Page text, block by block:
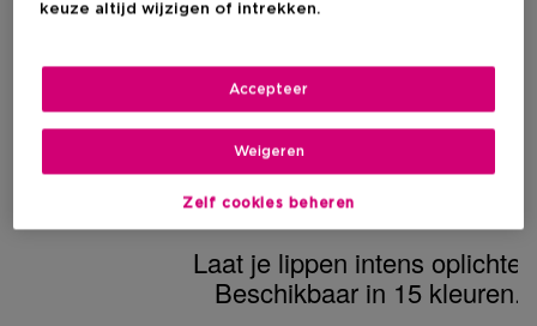
> ONTDEK HIER
Laat je lippen intens
Beschikbaar in 15 kleuren.
keuze altijd wijzigen of intrekken.
Zelf cookies beheren
Weigeren
Accepteer